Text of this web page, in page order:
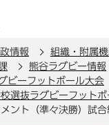
情報 組織・附属機
熊谷ラグビー情報
ビーフットボール大会
選抜ラグビーフットボ
ント（準々決勝）試合